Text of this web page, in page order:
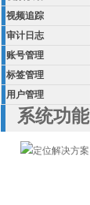
视频追踪
审计日志
账号管理
标签管理
用户管理
系统功能